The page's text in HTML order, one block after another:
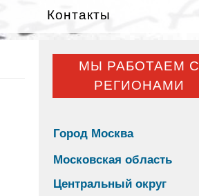
Контакты
МЫ РАБОТАЕМ С
РЕГИОНАМИ
Город Москва
Московская область
Центральный округ